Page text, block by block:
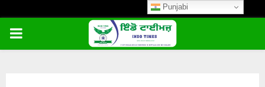
PRIMARY
Punjabi